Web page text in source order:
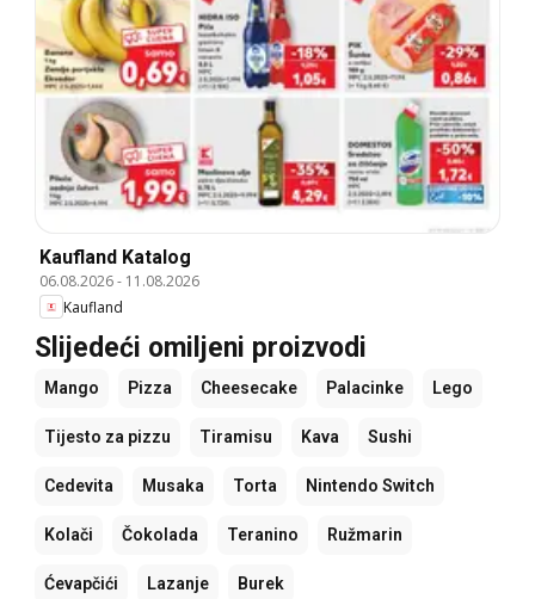
Kaufland Katalog
06.08.2026- 11.08.2026
Kaufland
Slijedeći omiljeni proizvodi
Mango Pizza Cheesecake Palacinke Lego
Tijesto za pizzu Tiramisu Kava Sushi
Cedevita Musaka Torta Nintendo Switch
Kolači Čokolada Teranino Ružmarin
Ćevapčići Lazanje Burek